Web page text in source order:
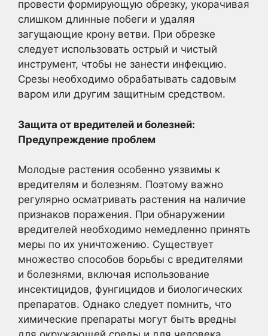
провести формирующую обрезку, укорачивая
слишком длинные побеги и удаляя
загущающие крону ветви. При обрезке
следует использовать острый и чистый
инструмент, чтобы не занести инфекцию.
Срезы необходимо обрабатывать садовым
варом или другим защитным средством.
Защита от вредителей и болезней:
Предупреждение проблем
Молодые растения особенно уязвимы к
вредителям и болезням. Поэтому важно
регулярно осматривать растения на наличие
признаков поражения. При обнаружении
вредителей необходимо немедленно принять
меры по их уничтожению. Существует
множество способов борьбы с вредителями
и болезнями, включая использование
инсектицидов, фунгицидов и биологических
препаратов. Однако следует помнить, что
химические препараты могут быть вредны